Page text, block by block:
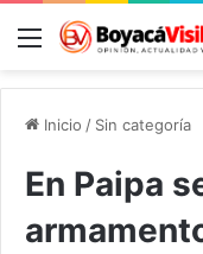
Menú
Inicio / Sin categoría
En Paipa